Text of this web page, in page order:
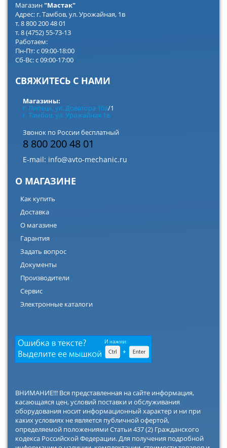
Магазин"Мастак"
Адрес: г. Тамбов, ул. Урожайная, 1в
т. 8 800 200 48 01
т. 8 (4752) 55-73-13
Работаем:
Пн-Пт: с 09:00-18:00
Сб-Вс: с 09:00-17:00
СВЯЖИТЕСЬ С НАМИ
Магазины:
г. Липецк, ул. Доватора 10а/1
г. Тамбов, ул. Урожайная 1в
Звонок по России бесплатный
8 800 200 48 01
E-mail: info@avto-mechanic.ru
О МАГАЗИНЕ
Как купить
Доставка
О магазине
Гарантия
Задать вопрос
Документы
Производители
Сервис
Электронные каталоги
ВНИМАНИЕ!!! Вся представленная на сайте информация,
касающаяся цен, условий поставки и обслуживания
оборудования носит информационный характер и ни при
каких условиях не является публичной офертой,
определяемой положениями Статьи 437 (2) Гражданского
кодекса Российской Федерации. Для получения подробной